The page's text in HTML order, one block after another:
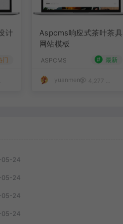
计
门
Aspcms响应式茶叶茶具
网站模板
ASPCMS # 最新
yuanmeng 4,277
24
24
24
24